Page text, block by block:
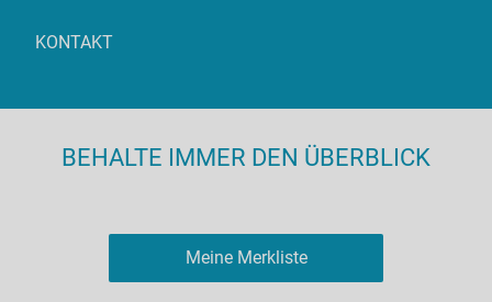
KONTAKT
BEHALTE IMMER DEN ÜBERBLICK
Meine Merkliste